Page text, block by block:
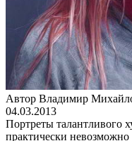
Автор Владимир
04.03.2013
Портреты талантливого
практически